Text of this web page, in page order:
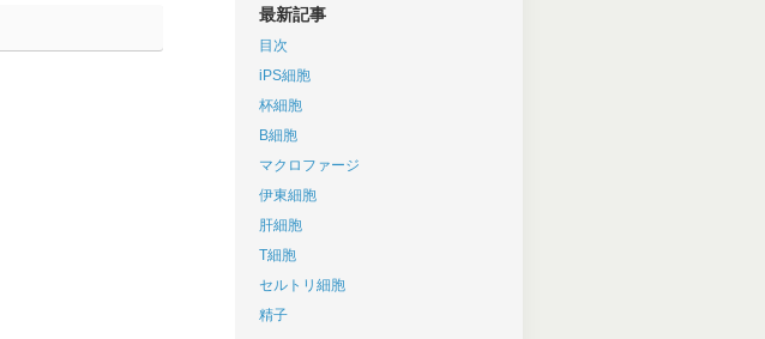
最新記事
目次
iPS細胞
杯細胞
B細胞
マクロファージ
伊東細胞
肝細胞
T細胞
セルトリ細胞
精子